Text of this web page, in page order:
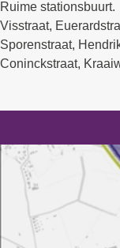
Ruime stationsbuurt.
Visstraat,
Sporenstraat,
Coninckstraat,
Juteplein,
Linnenstraat,